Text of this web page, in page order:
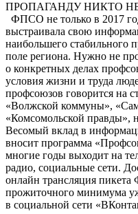
ПРОПАГАНДУ НИКТО
ФПСО не только в 2017
выстраивала свою
наибольшего стабильного
поле региона. Нужно не
о конкретных делах
условия жизни и труда
профсоюзов говорится на
«Волжской коммуны»,
«Комсомольской правды»,
Весомый вклад в
вносит программа
многие годы выходит на
радио, социальные сети.
онлайн трансляция
прожиточного минимума
в социальной сети